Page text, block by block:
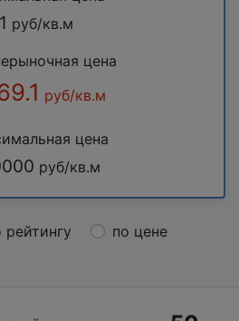
1 руб/кв.м
цена
руб/кв.м
цена
руб/кв.м
рейтингу
по цене